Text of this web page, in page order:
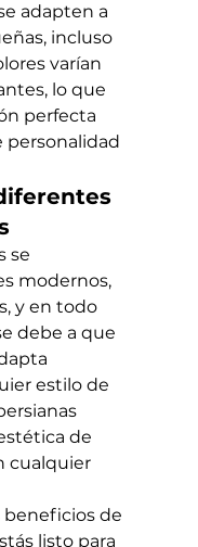
adapten a
incluso
varían
lo que
perfecta
personalidad
se
modernos,
y en todo
debe a que
estilo de
de
cualquier
beneficios de
listo para